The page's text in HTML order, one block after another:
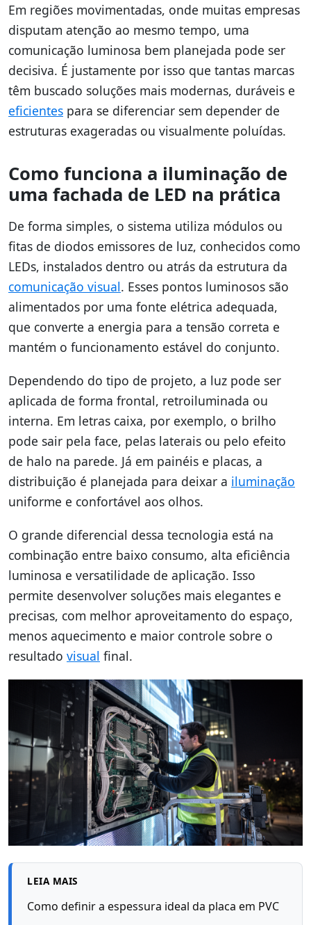
Em regiões movimentadas, onde muitas empresas
disputam atenção ao mesmo tempo, uma
comunicação luminosa bem planejada pode ser
decisiva. É justamente por isso que tantas marcas
têm buscado soluções mais modernas, duráveis e
eficientes para se diferenciar sem depender de
estruturas exageradas ou visualmente poluídas.
Como funciona a iluminação de
uma fachada de LED na prática
De forma simples, o sistema utiliza módulos ou
fitas de diodos emissores de luz, conhecidos como
LEDs, instalados dentro ou atrás da estrutura da
comunicação visual. Esses pontos luminosos são
alimentados por uma fonte elétrica adequada,
que converte a energia para a tensão correta e
mantém o funcionamento estável do conjunto.
Dependendo do tipo de projeto, a luz pode ser
aplicada de forma frontal, retroiluminada ou
interna. Em letras caixa, por exemplo, o brilho
pode sair pela face, pelas laterais ou pelo efeito
de halo na parede. Já em painéis e placas, a
distribuição é planejada para deixar a iluminação
uniforme e confortável aos olhos.
O grande diferencial dessa tecnologia está na
combinação entre baixo consumo, alta eficiência
luminosa e versatilidade de aplicação. Isso
permite desenvolver soluções mais elegantes e
precisas, com melhor aproveitamento do espaço,
menos aquecimento e maior controle sobre o
resultado visual final.
LEIA MAIS
Como definir a espessura ideal da placa em PVC